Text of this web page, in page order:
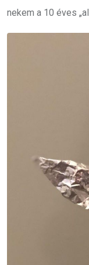
nekem a 10 éves